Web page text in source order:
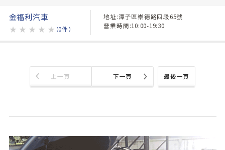
金福利汽車
★ ★ ★ ★ ★ （0件）
地址:潭子區崇德路四段65號
營業時間:10:00-19:30
最後一頁
上一頁 下一頁